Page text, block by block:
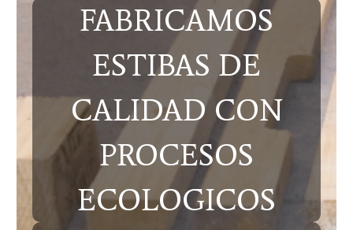
FABRICAMOS
ESTIBAS DE
CALIDAD CON
PROCESOS
ECOLOGICOS